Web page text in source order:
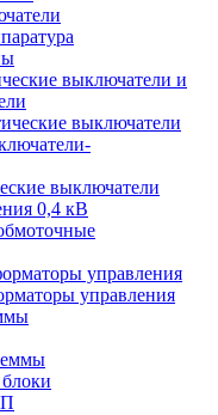
выключатели и
выключатели
выключатели
0,4 кВ
управления
управления